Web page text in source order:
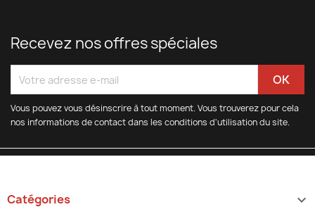
Recevez nos offres spéciales
Vous pouvez vous désinscrire à tout moment. Vous trouverez pour cela
nos informations de contact dans les conditions d'utilisation du site.
Catégories 